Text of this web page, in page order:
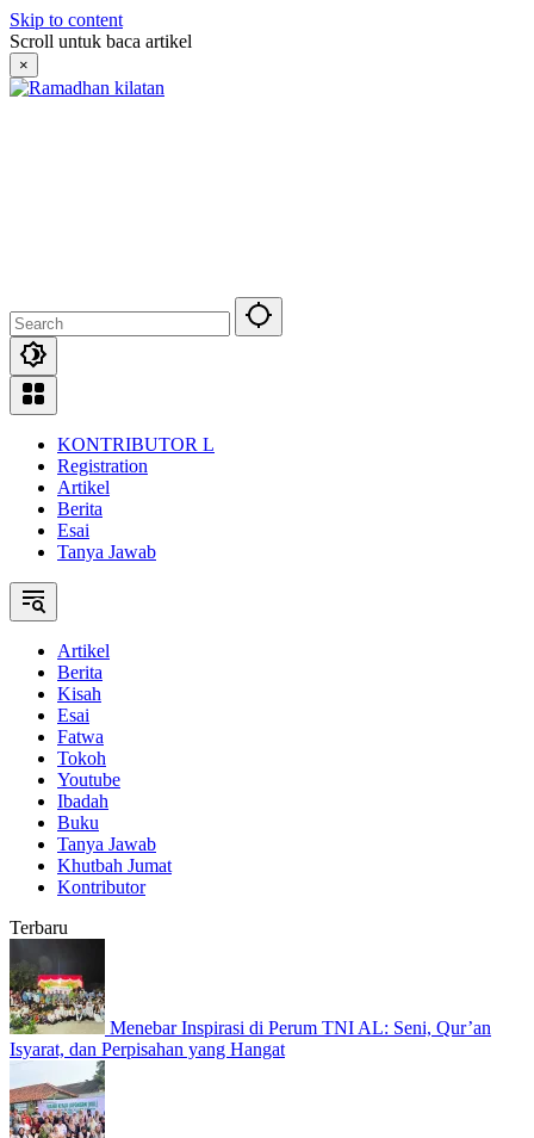
Skip to content
Scroll untuk baca artikel
×
KONTRIBUTOR L
Registration
Artikel
Berita
Esai
Tanya Jawab
Artikel
Berita
Kisah
Esai
Fatwa
Tokoh
Youtube
Ibadah
Buku
Tanya Jawab
Khutbah Jumat
Kontributor
Terbaru
Menebar Inspirasi di Perum TNI AL: Seni, Qur’an
Isyarat, dan Perpisahan yang Hangat